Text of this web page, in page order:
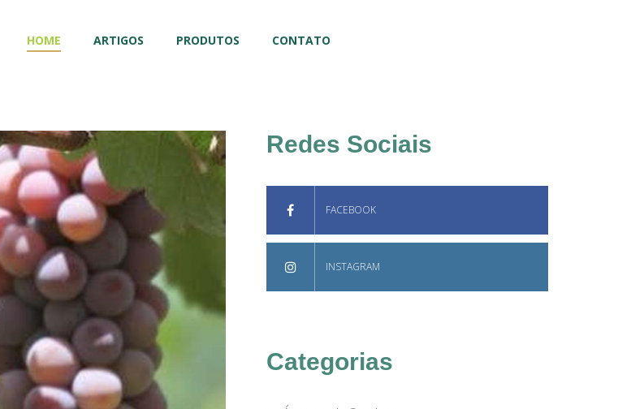
HOME ARTIGOS PRODUTOS CONTATO
Redes Sociais
FACEBOOK
INSTAGRAM
Categorias